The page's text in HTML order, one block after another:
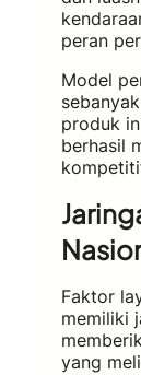
peran
Model
produk
berhasil
Faktor
memiliki
yang